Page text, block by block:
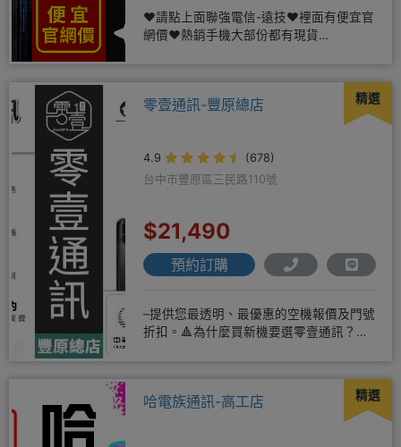
❤️請點上面聯強電信-遠技❤️裡面有便宜官
網價❤️熱銷手機大部份都有現貨
精選
零壹通訊-豐原總店
4.9
(678)
台中市豐原區三民路110號
$21,490
預約訂購
–提供您最透明、最優惠的空機報價及門號
折扣。🔺為什麼買新機要選零壹通訊？
精選
哈電族通訊-高工店